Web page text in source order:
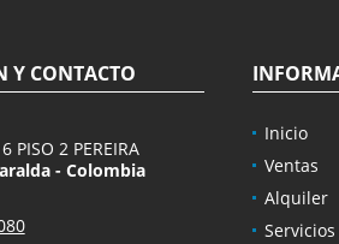
Y CONTACTO
PISO 2 PEREIRA
- Colombia
Inicio
Ventas
Alquiler
Servicios